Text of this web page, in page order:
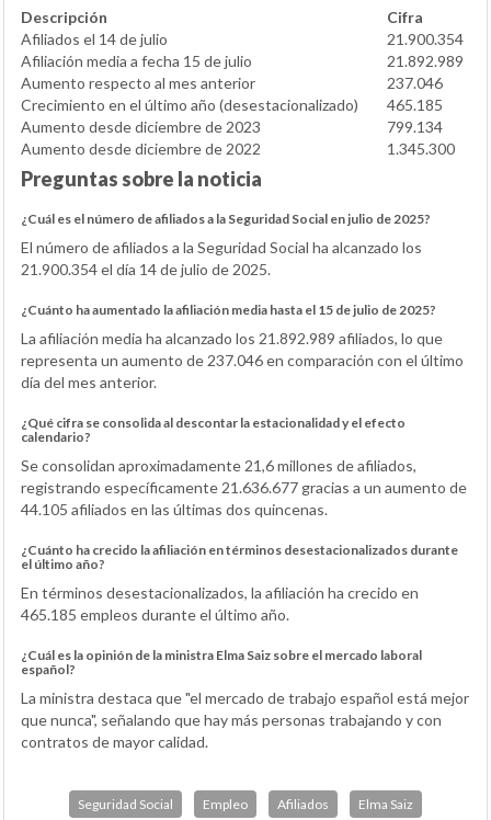
Descripción
Cifra
Afiliados el 14 de julio
21.900.354
Afiliación media a fecha 15 de julio
21.892.989
Aumento respecto al mes anterior
237.046
Crecimiento en el último año (desestacionalizado)
465.185
Aumento desde diciembre de 2023
799.134
Aumento desde diciembre de 2022
1.345.300
Preguntas sobre la noticia
¿Cuál es el número de afiliados a la Seguridad Social en julio de 2025?
El número de afiliados a la Seguridad Social ha alcanzado los
21.900.354 el día 14 de julio de 2025.
¿Cuánto ha aumentado la afiliación media hasta el 15 de julio de 2025?
La afiliación media ha alcanzado los 21.892.989 afiliados, lo que
representa un aumento de 237.046 en comparación con el último
día del mes anterior.
¿Qué cifra se consolida al descontar la estacionalidad y el efecto
calendario?
Se consolidan aproximadamente 21,6 millones de afiliados,
registrando específicamente 21.636.677 gracias a un aumento de
44.105 afiliados en las últimas dos quincenas.
¿Cuánto ha crecido la afiliación en términos desestacionalizados durante
el último año?
En términos desestacionalizados, la afiliación ha crecido en
465.185 empleos durante el último año.
¿Cuál es la opinión de la ministra Elma Saiz sobre el mercado laboral
español?
La ministra destaca que "el mercado de trabajo español está mejor
que nunca", señalando que hay más personas trabajando y con
contratos de mayor calidad.
Seguridad Social Empleo Afiliados Elma Saiz